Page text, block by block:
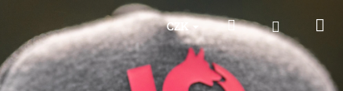
CZK HledatPřihlášení